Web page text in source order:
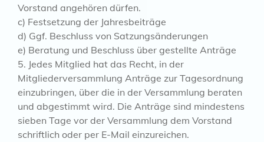
Vorstand angehören dürfen.
c) Festsetzung der Jahresbeiträge
d) Ggf. Beschluss von Satzungsänderungen
e) Beratung und Beschluss über gestellte Anträge
5. Jedes Mitglied hat das Recht, in der
Mitgliederversammlung Anträge zur Tagesordnung
einzubringen, über die in der Versammlung beraten
und abgestimmt wird. Die Anträge sind mindestens
sieben Tage vor der Versammlung dem Vorstand
schriftlich oder per E-Mail einzureichen.